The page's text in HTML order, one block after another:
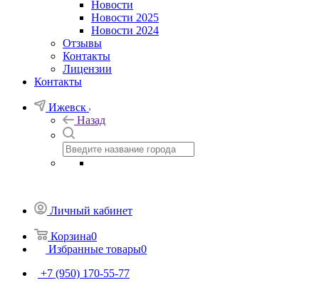
Новости
Новости 2025
Новости 2024
Отзывы
Контакты
Лицензии
Контакты
Ижевск
Назад
Личный кабинет
Корзина0
Избранные товары0
+7 (950) 170-55-77